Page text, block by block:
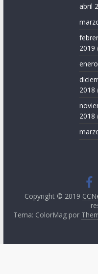
abril
2019
2018
2018
Copyright © 2019
Tema: ColorMag por